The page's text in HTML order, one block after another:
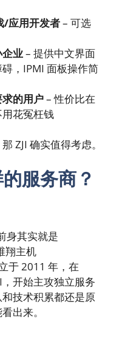
/应用开发者– 可选
业– 提供中文界面
，IPMI 面板操作简
的用户– 性价比在
花冤枉钱
ZJI 确实值得考虑。
服务商？
身其实就是
翔主机
于 2011 年，在
开始主攻独立服务
技术积累都还是原
出来。